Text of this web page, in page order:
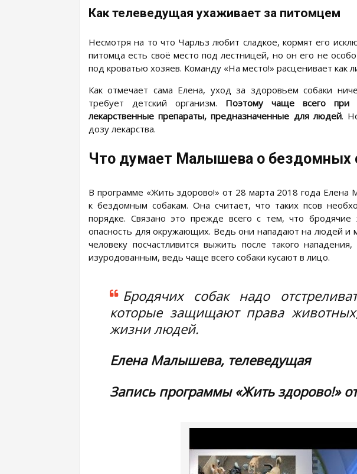
Как телеведущая ухаживает за питомцем
Несмотря на то что Чарльз любит сладкое, кормят его
питомца есть своё место под лестницей, но он его не
под кроватью хозяев. Команду «На место!» расценивает как
Как отмечает сама Елена, уход за здоровьем собаки
требует детский организм. Поэтому чаще всего при
лекарственные препараты, предназначенные для людей.
дозу лекарства.
Что думает Малышева о бездомных
В программе «Жить здорово!» от 28 марта 2018 года Елена
к бездомным собакам. Она считает, что таких псов
порядке. Связано это прежде всего с тем, что бродячие
опасность для окружающих. Ведь они нападают на людей и
человеку посчастливится выжить после такого
изуродованным, ведь чаще всего собаки кусают в лицо.
Бродячих собак надо
которые защищают права
жизни людей.
Елена Малышева, телеведущая
Запись программы «Жить здорово!»